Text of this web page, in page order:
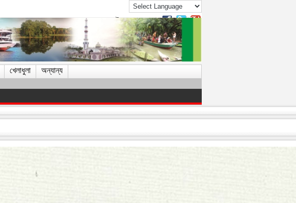
খেলাধুলা অন্যান্য